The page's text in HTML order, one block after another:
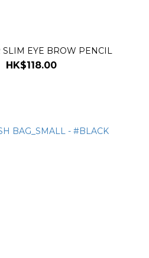
SLIM EYE BROW PENCIL
HK$118.00